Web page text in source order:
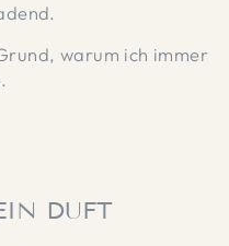
warum ich immer
DUFT